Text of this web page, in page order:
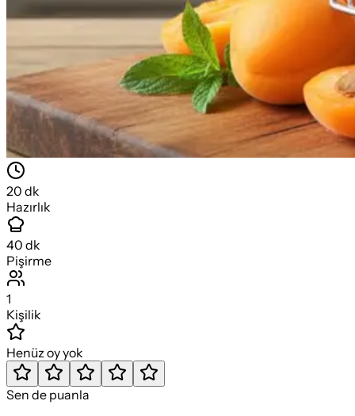
20 dk
Hazırlık
40 dk
Pişirme
1
Kişilik
Henüz oy yok
Sen de puanla